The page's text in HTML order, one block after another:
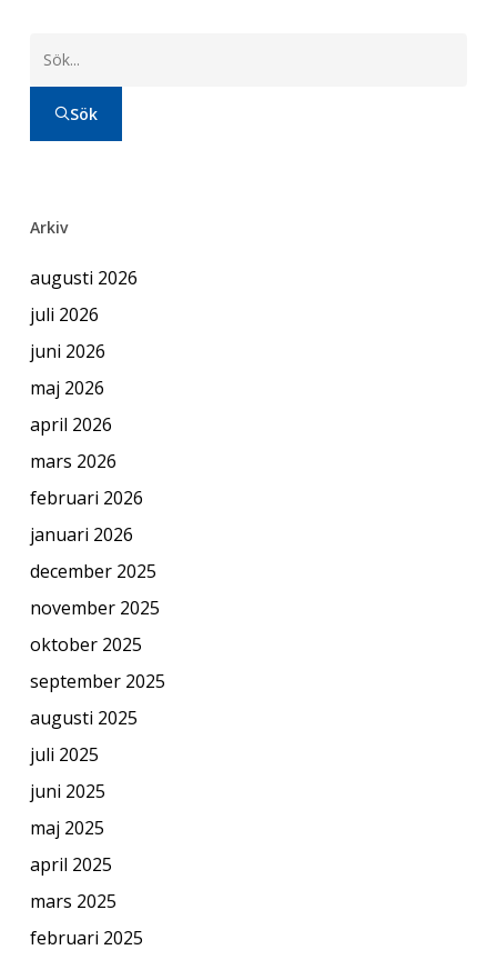
Sök
Arkiv
augusti 2026
juli 2026
juni 2026
maj 2026
april 2026
mars 2026
februari 2026
januari 2026
december 2025
november 2025
oktober 2025
september 2025
augusti 2025
juli 2025
juni 2025
maj 2025
april 2025
mars 2025
februari 2025